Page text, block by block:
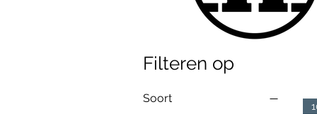
Filteren op
Soort